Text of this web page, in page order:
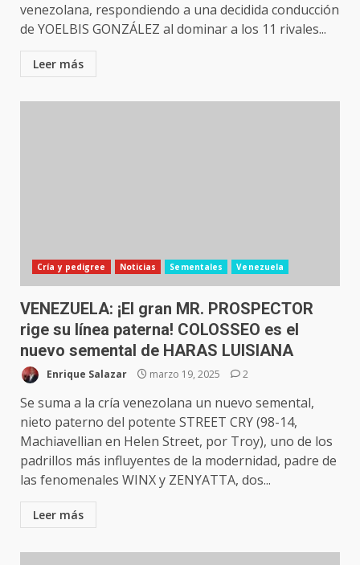
venezolana, respondiendo a una decidida conducción
de YOELBIS GONZÁLEZ al dominar a los 11 rivales...
Leer más
Cría y pedigree Noticias Sementales Venezuela
VENEZUELA: ¡El gran MR. PROSPECTOR
rige su línea paterna! COLOSSEO es el
nuevo semental de HARAS LUISIANA
Enrique Salazar marzo 19, 2025 2
Se suma a la cría venezolana un nuevo semental,
nieto paterno del potente STREET CRY (98-14,
Machiavellian en Helen Street, por Troy), uno de los
padrillos más influyentes de la modernidad, padre de
las fenomenales WINX y ZENYATTA, dos...
Leer más